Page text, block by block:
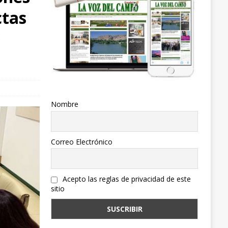
Nombre
Correo Electrónico
Acepto las reglas de privacidad de este
sitio